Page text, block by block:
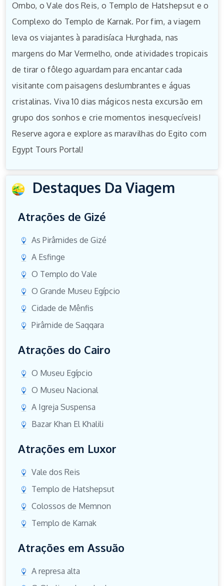
Ombo, o Vale dos Reis, o Templo de Hatshepsut e o
Complexo do Templo de Karnak. Por fim, a viagem
leva os viajantes à paradisíaca Hurghada, nas
margens do Mar Vermelho, onde atividades tropicais
de tirar o fôlego aguardam para encantar cada
visitante com paisagens deslumbrantes e águas
cristalinas. Viva 10 dias mágicos nesta excursão em
grupo dos sonhos e crie momentos inesquecíveis!
Reserve agora e explore as maravilhas do Egito com
Egypt Tours Portal!
Destaques Da Viagem
Atrações de Gizé
As Pirâmides de Gizé
A Esfinge
O Templo do Vale
O Grande Museu Egípcio
Cidade de Mênfis
Pirâmide de Saqqara
Atrações do Cairo
O Museu Egípcio
O Museu Nacional
A Igreja Suspensa
Bazar Khan El Khalili
Atrações em Luxor
Vale dos Reis
Templo de Hatshepsut
Colossos de Memnon
Templo de Karnak
Atrações em Assuão
A represa alta